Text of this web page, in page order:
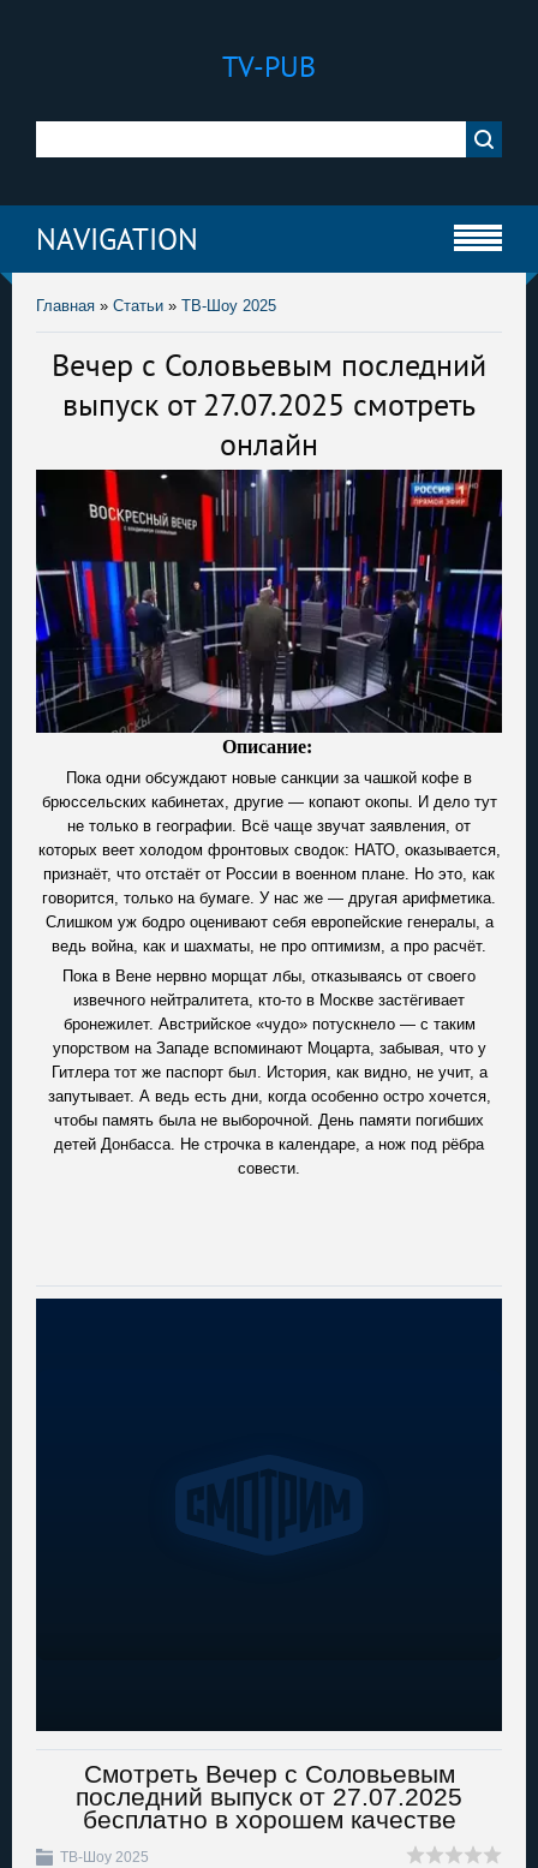
TV-PUB
NAVIGATION
Главная » Статьи » ТВ-Шоу 2025
Вечер с Соловьевым последний
выпуск от 27.07.2025 смотреть
онлайн
Описание:
Пока одни обсуждают новые санкции за чашкой кофе в
брюссельских кабинетах, другие — копают окопы. И дело тут
не только в географии. Всё чаще звучат заявления, от
которых веет холодом фронтовых сводок: НАТО, оказывается,
признаёт, что отстаёт от России в военном плане. Но это, как
говорится, только на бумаге. У нас же — другая арифметика.
Слишком уж бодро оценивают себя европейские генералы, а
ведь война, как и шахматы, не про оптимизм, а про расчёт.
Пока в Вене нервно морщат лбы, отказываясь от своего
извечного нейтралитета, кто-то в Москве застёгивает
бронежилет. Австрийское «чудо» потускнело — с таким
упорством на Западе вспоминают Моцарта, забывая, что у
Гитлера тот же паспорт был. История, как видно, не учит, а
запутывает. А ведь есть дни, когда особенно остро хочется,
чтобы память была не выборочной. День памяти погибших
детей Донбасса. Не строчка в календаре, а нож под рёбра
совести.
Смотреть Вечер с Соловьевым
последний выпуск от 27.07.2025
бесплатно в хорошем качестве
ТВ-Шоу 2025